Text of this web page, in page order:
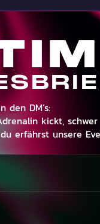
den DM’s:
kickt,
erfährst unsere